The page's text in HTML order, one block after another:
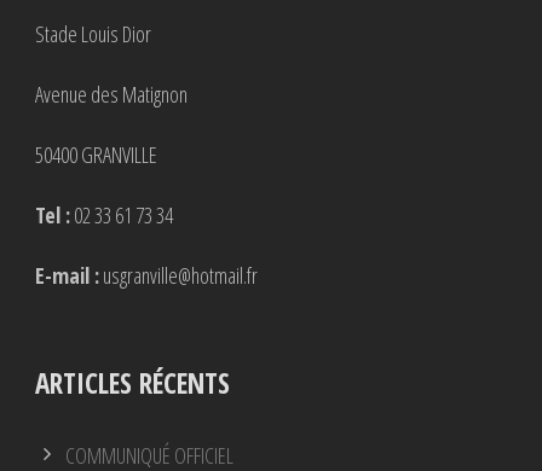
Stade Louis Dior
Avenue des Matignon
50400 GRANVILLE
Tel :02 33 61 73 34
E-mail :usgranville@hotmail.fr
ARTICLES RÉCENTS
COMMUNIQUÉ OFFICIEL